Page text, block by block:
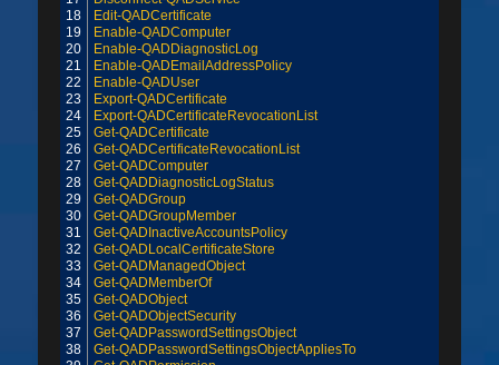
18
19
20
21
22
23
24
25
26
27
28
29
30
31
32
33
34
35
36
37
38
Edit-QADCertificate
Enable-QADComputer
Enable-QADDiagnosticLog
Enable-QADEmailAddressPolicy
Enable-QADUser
Export-QADCertificate
Export-QADCertificateRevocationList
Get-QADCertificate
Get-QADCertificateRevocationList
Get-QADComputer
Get-QADDiagnosticLogStatus
Get-QADGroup
Get-QADGroupMember
Get-QADInactiveAccountsPolicy
Get-QADLocalCertificateStore
Get-QADManagedObject
Get-QADMemberOf
Get-QADObject
Get-QADObjectSecurity
Get-QADPasswordSettingsObject
Get-QADPasswordSettingsObjectAppliesTo